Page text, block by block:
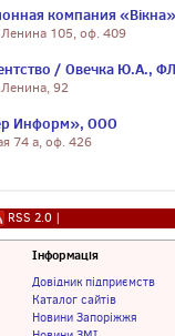
компания
105, оф. 409
/ Овечка Ю.А.,
92
Информ», ООО
74 а, оф. 426
RSS 2.0 |
Інформація
Довідник підприємств
Каталог сайтів
Новини Запоріжжя